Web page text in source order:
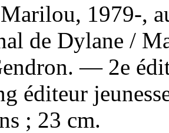
1979-,
de Dylane /
— 2e
éditeur
; 23 cm.